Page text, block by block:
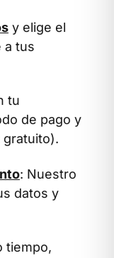
y elige el
a tus
tu
de pago y
gratuito).
: Nuestro
datos y
tiempo,